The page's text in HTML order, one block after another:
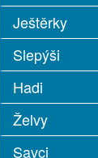
Ještěrky
Slepýši
Hadi
Želvy
Savci